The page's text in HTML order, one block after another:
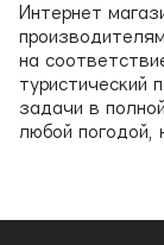
Интернет
на
туристический
задачи в
любой погодой,